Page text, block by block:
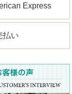
Express
払い